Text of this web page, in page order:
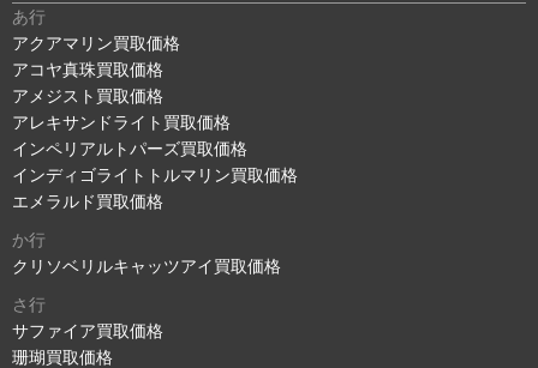
あ行
アクアマリン買取価格
アコヤ真珠買取価格
アメジスト買取価格
アレキサンドライト買取価格
インペリアルトパーズ買取価格
インディゴライトトルマリン買取価格
エメラルド買取価格
か行
クリソベリルキャッツアイ買取価格
さ行
サファイア買取価格
珊瑚買取価格